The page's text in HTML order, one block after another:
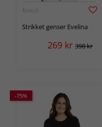
ÅSHILD
Strikket genser Evelina
269 kr 398 kr
-75%